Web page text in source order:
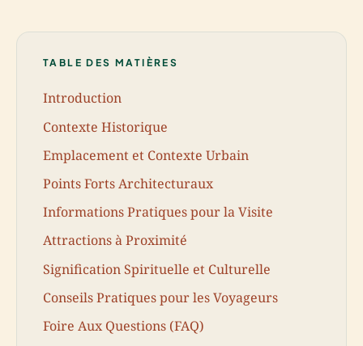
TABLE DES MATIÈRES
Introduction
Contexte Historique
Emplacement et Contexte Urbain
Points Forts Architecturaux
Informations Pratiques pour la Visite
Attractions à Proximité
Signification Spirituelle et Culturelle
Conseils Pratiques pour les Voyageurs
Foire Aux Questions (FAQ)